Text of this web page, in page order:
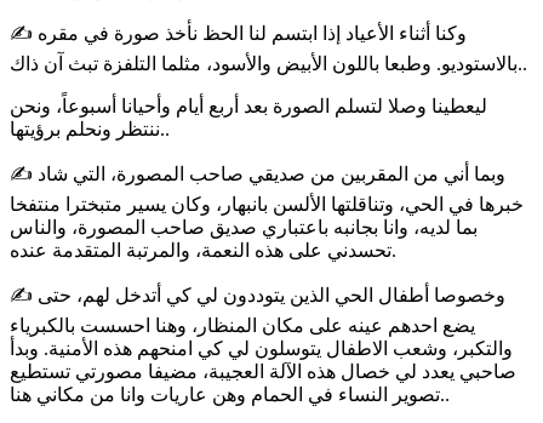
✍️ وكنا أثناء الأعياد إذا ابتسم لنا الحظ نأخذ صورة في مقره
بالاستوديو. وطبعا باللون الأبيض والأسود، مثلما التلفزة تبث آن ذاك..
ليعطينا وصلا لتسلم الصورة بعد أربع أيام وأحيانا أسبوعاً، ونحن
ننتظر ونحلم برؤيتها..
✍️ وبما أني من المقربين من صديقي صاحب المصورة، التي شاد
خبرها في الحي، وتناقلتها الألسن بانبهار، وكان يسير متبخترا منتفخا
بما لديه، وانا بجانبه باعتباري صديق صاحب المصورة، والناس
تحسدني على هذه النعمة، والمرتبة المتقدمة عنده.
✍️ وخصوصا أطفال الحي الذين يتوددون لي كي أتدخل لهم، حتى
يضع احدهم عينه على مكان المنظار، وهنا احسست بالكبرياء
والتكبر، وشعب الاطفال يتوسلون لي كي امنحهم هذه الأمنية. وبدأ
صاحبي يعدد لي خصال هذه الآلة العجيبة، مضيفا مصورتي تستطيع
تصوير النساء في الحمام وهن عاريات وانا من مكاني هنا..